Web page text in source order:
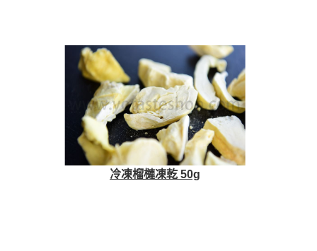
冷凍榴槤凍乾 50g